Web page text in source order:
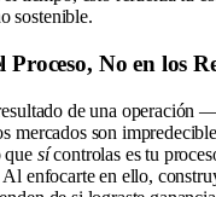
sostenible.
Proceso, No en los
de una operación
mercados son
que sícontrolas es tu
enfocarte en ello,